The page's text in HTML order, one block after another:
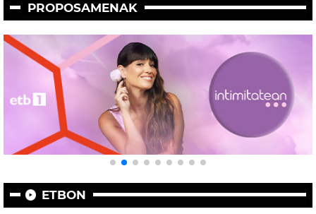
PROPOSAMENAK
ETBON